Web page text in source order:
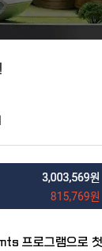
프로그램으로